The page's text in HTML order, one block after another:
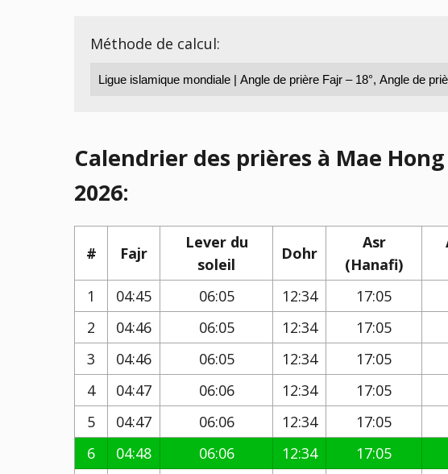
Méthode de calcul:
Calendrier des prières à Mae
2026:
# Fajr
Lever du
soleil
Dohr
Asr
(Hanafi)
1 04:45 06:05 12:34 17:05
2
04:46 06:05 12:34 17:05
3
04:46 06:05 12:34 17:05
4
04:47 06:06 12:34 17:05
5
04:47 06:06 12:34 17:05
6
04:48 06:06 12:34 17:05